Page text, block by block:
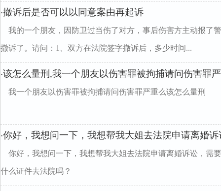
·撤诉后是否可以以同意案由再起诉
我的一个朋友，因防卫过当伤了对方，事后伤害方主动报了
撤诉了。请问：1、双方在法院签字撤诉后，多少时间...
·该怎么量刑,我一个朋友以伤害罪被拘捕请问伤害罪
我一个朋友以伤害罪被拘捕请问伤害罪严重么该怎么量刑
·你好，我想问一下，我想帮我大姐去法院申请离婚
你好，我想问一下，我想帮我大姐去法院申请离婚诉讼，需
什么证件去法院吗？